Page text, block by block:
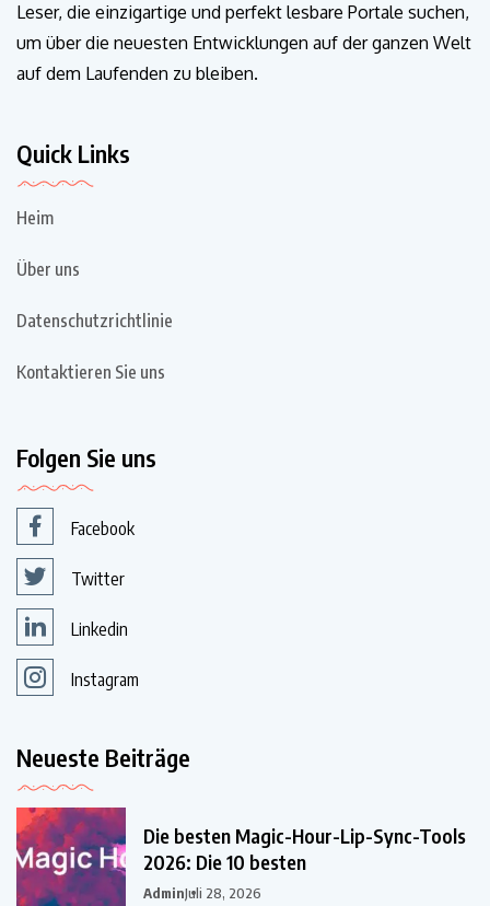
Leser, die einzigartige und perfekt lesbare Portale suchen,
um über die neuesten Entwicklungen auf der ganzen Welt
auf dem Laufenden zu bleiben.
Quick Links
Heim
Über uns
Datenschutzrichtlinie
Kontaktieren Sie uns
Folgen Sie uns
Facebook
Twitter
Linkedin
Instagram
Neueste Beiträge
Die besten Magic-Hour-Lip-Sync-Tools
2026: Die 10 besten
AdminJuli 28, 2026